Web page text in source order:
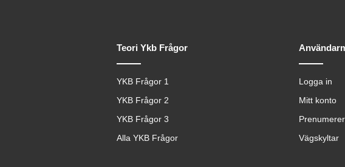
Teori Ykb Frågor
YKB Frågor 1
YKB Frågor 2
YKB Frågor 3
Alla YKB Frågor
Logga in
Mitt konto
Vägskyltar